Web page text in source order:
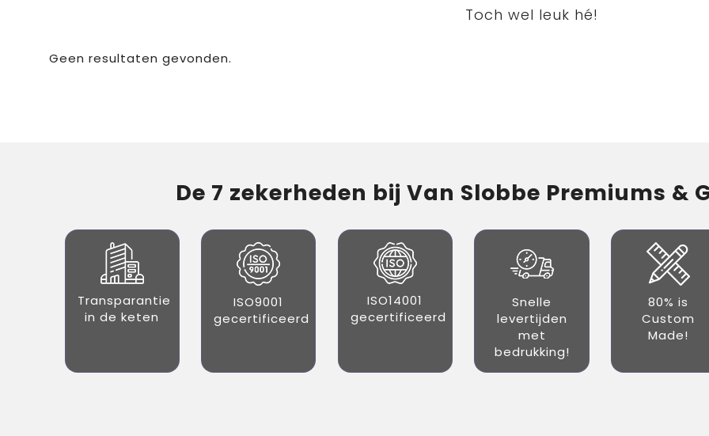
Toch wel leuk hé!
Geen resultaten gevonden.
De 7 zekerheden bij Van Slobbe Premiums &
Transparantie
in de keten
ISO9001
gecertificeerd
ISO14001
gecertificeerd
Snelle
levertijden
met
bedrukking!
80% is
Custom
Made!